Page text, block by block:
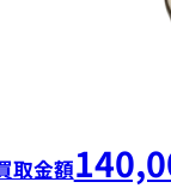
取金額